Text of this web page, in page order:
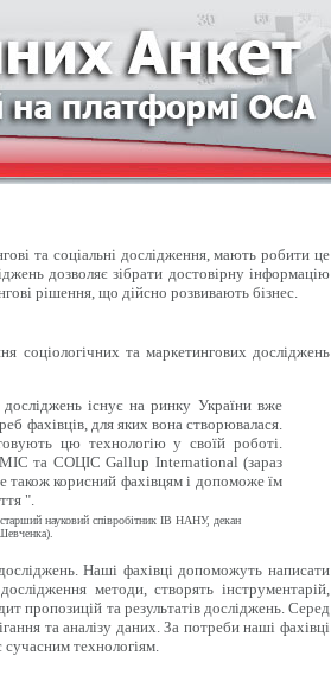
та соціальні дослідження, мають робити це
дозволяє зібрати достовірну інформацію
рішення, що дійсно розвивають бізнес.
соціологічних та маркетингових досліджень
існує на ринку України вже
фахівців, для яких вона створювалася.
цю технологію у своїй роботі.
КМІС та СОЦІС Gallup International (зараз
корисний фахівцям і допоможе їм
".
науковий співробітник ІВ НАНУ, декан
Наші фахівці допоможуть написати
методи, створять інструментарій,
пропозицій та результатів досліджень. Серед
та аналізу даних. За потреби наші фахівці
технологіям.